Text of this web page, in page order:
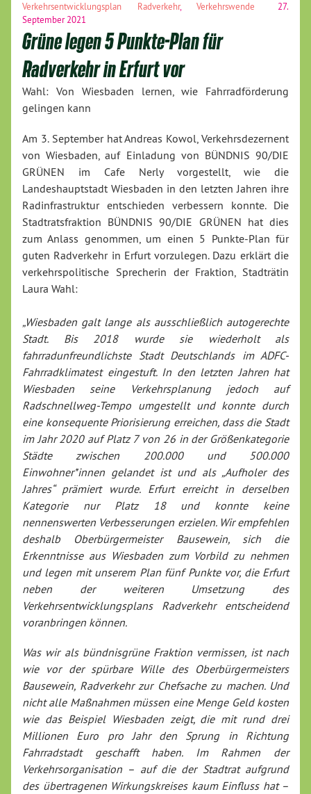
Verkehrsentwicklungsplan Radverkehr,Verkehrswende
27.
September 2021
Grüne legen 5 Punkte-Plan für
Radverkehr in Erfurt vor
Wahl: Von Wiesbaden lernen, wie Fahrradförderung
gelingen kann
Am 3. September hat Andreas Kowol, Verkehrsdezernent
von Wiesbaden, auf Einladung von BÜNDNIS 90/DIE
GRÜNEN im Cafe Nerly vorgestellt, wie die
Landeshauptstadt Wiesbaden in den letzten Jahren ihre
Radinfrastruktur entschieden verbessern konnte. Die
Stadtratsfraktion BÜNDNIS 90/DIE GRÜNEN hat dies
zum Anlass genommen, um einen 5 Punkte-Plan für
guten Radverkehr in Erfurt vorzulegen. Dazu erklärt die
verkehrspolitische Sprecherin der Fraktion, Stadträtin
Laura Wahl:
„Wiesbaden galt lange als ausschließlich autogerechte
Stadt. Bis 2018 wurde sie wiederholt als
fahrradunfreundlichste Stadt Deutschlands im ADFC-
Fahrradklimatest eingestuft. In den letzten Jahren hat
Wiesbaden seine Verkehrsplanung jedoch auf
Radschnellweg-Tempo umgestellt und konnte durch
eine konsequente Priorisierung erreichen, dass die Stadt
im Jahr 2020 auf Platz 7 von 26 in der Größenkategorie
Städte zwischen 200.000 und 500.000
Einwohner*innen gelandet ist und als „Aufholer des
Jahres“ prämiert wurde. Erfurt erreicht in derselben
Kategorie nur Platz 18 und konnte keine
nennenswerten Verbesserungen erzielen. Wir empfehlen
deshalb Oberbürgermeister Bausewein, sich die
Erkenntnisse aus Wiesbaden zum Vorbild zu nehmen
und legen mit unserem Plan fünf Punkte vor, die Erfurt
neben der weiteren Umsetzung des
Verkehrsentwicklungsplans Radverkehr entscheidend
voranbringen können.
Was wir als bündnisgrüne Fraktion vermissen, ist nach
wie vor der spürbare Wille des Oberbürgermeisters
Bausewein, Radverkehr zur Chefsache zu machen. Und
nicht alle Maßnahmen müssen eine Menge Geld kosten
wie das Beispiel Wiesbaden zeigt, die mit rund drei
Millionen Euro pro Jahr den Sprung in Richtung
Fahrradstadt geschafft haben. Im Rahmen der
Verkehrsorganisation – auf die der Stadtrat aufgrund
des übertragenen Wirkungskreises kaum Einfluss hat –